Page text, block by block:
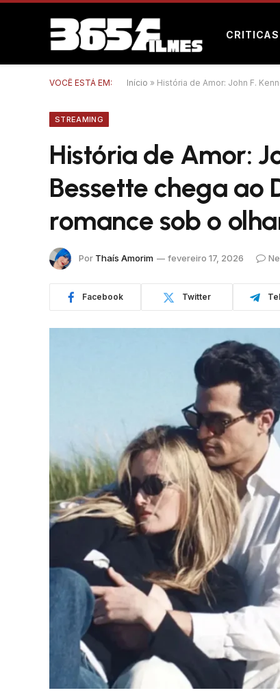
CRITICAS
VOCÊ ESTÁ EM: Início » História de Amor: John F.
STREAMING
História de Amor:
Bessette chega ao
romance sob o
Por Thaís Amorim fevereiro 17, 2026
Facebook Twitter